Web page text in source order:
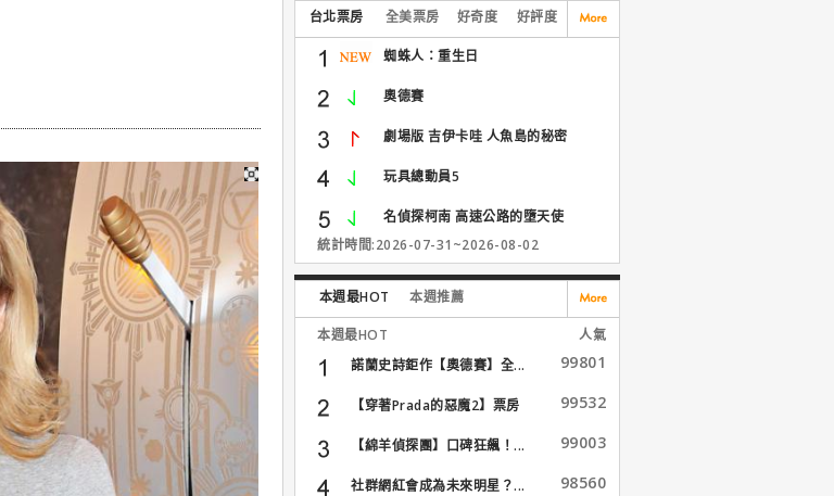
台北票房 全美票房 好奇度 好評度
蜘蛛人：重生日
奧德賽
劇場版 吉伊卡哇 人魚島的秘密
玩具總動員5
名偵探柯南 高速公路的墮天使
統計時間:2026-07-31~2026-08-02
本週最HOT 本週推薦
本週最HOT
人氣
諾蘭史詩鉅作【奧德賽】全...
99801
【穿著Prada的惡魔2】票房
99532
【綿羊偵探團】口碑狂飆！... 99003
社群網紅會成為未來明星？... 98560